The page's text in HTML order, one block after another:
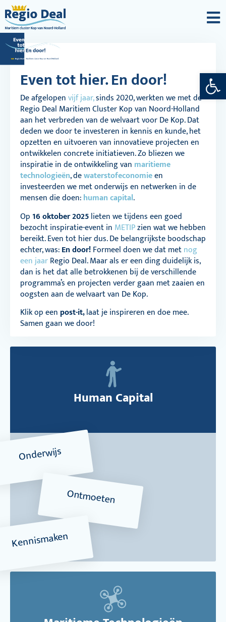
Even tot hier. En door!
De afgelopenvijf jaar,sinds 2020, werkten we met de
Regio Deal Maritiem Cluster Kop van Noord-Holland
aan het verbreden van de welvaart voor De Kop. Dat
deden we door te investeren in kennis en kunde, het
opzetten en uitvoeren van innovatieve projecten en
ontwikkelen concrete initiatieven. Zo bliezen we
inspiratie in de ontwikkeling van maritieme
technologieën, dewaterstofeconomieen
investeerden we met onderwijs en netwerken in de
mensen die doen:human capital.
Op16 oktober 2025lieten we tijdens een goed
bezocht inspiratie-event in METIPzien wat we hebben
bereikt. Even tot hier dus. De belangrijkste boodschap
echter, was:En door!Formeel doen we dat metnog
een jaarRegio Deal. Maar als er een ding duidelijk is,
dan is het dat alle betrokkenen bij de verschillende
programma’s en projecten verder gaan met zaaien en
oogsten aan de welvaart van De Kop.
Klik op een post-it,laat je inspireren en doe mee.
Samen gaan we door!
Human Capital
Onderwijs
Ontmoeten
Kennismaken